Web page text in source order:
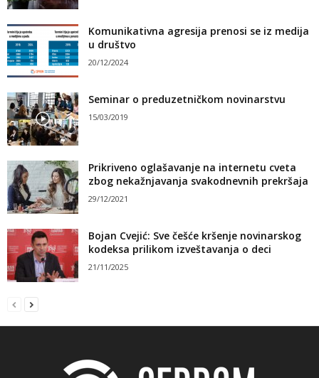
Komunikativna agresija prenosi se iz medija
u društvo
20/12/2024
Seminar o preduzetničkom novinarstvu
15/03/2019
Prikriveno oglašavanje na internetu cveta
zbog nekažnjavanja svakodnevnih prekršaja
29/12/2021
Bojan Cvejić: Sve češće kršenje novinarskog
kodeksa prilikom izveštavanja o deci
21/11/2025